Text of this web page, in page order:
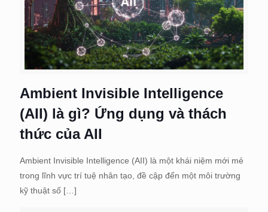
Ambient Invisible Intelligence
(AII) là gì? Ứng dụng và thách
thức của AII
Ambient Invisible Intelligence (AII) là một khái niệm mới mẻ
trong lĩnh vực trí tuệ nhân tạo, đề cập đến một môi trường
kỹ thuật số […]